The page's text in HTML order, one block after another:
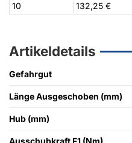
10
132,25 €
Artikeldetails
Gefahrgut
Länge Ausgeschoben (mm)
Hub (mm)